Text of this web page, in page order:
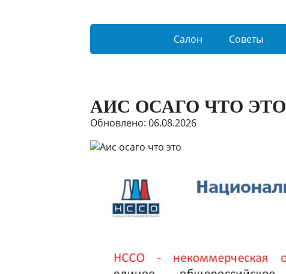
Салон Советы
АИС ОСАГО ЧТО ЭТО
Обновлено: 06.08.2026